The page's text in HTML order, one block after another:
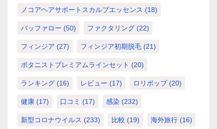
ノコアヘアサポートスカルプエッセンス (18)
バッファロー (50) ファクタリング (22)
フィンジア (27) フィンジア初期脱毛 (21)
ボタニストプレミアムラインセット (20)
ランキング (16) レビュー (17) ロリポップ(20)
健康 (17) 口コミ (17) 感染 (232)
新型コロナウイルス (233) 比較 (19) 海外旅行 (16)